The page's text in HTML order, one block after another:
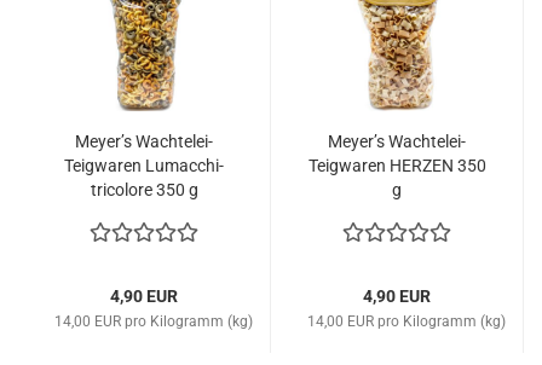
Meyer’s Wachtelei-
Teigwaren Lumacchi-
tricolore 350 g
4,90 EUR
14,00 EUR pro Kilogramm (kg)
Meyer’s Wachtelei-
Teigwaren HERZEN 350
g
4,90 EUR
14,00 EUR pro Kilogramm (kg)